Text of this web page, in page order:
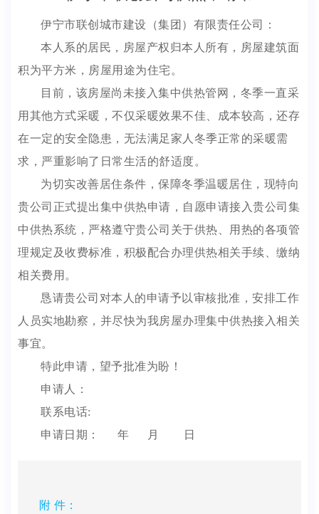
伊宁市联创城市建设（集团）有限责任公司：
本人系的居民，房屋产权归本人所有，房屋建筑面
积为平方米，房屋用途为住宅。
目前，该房屋尚未接入集中供热管网，冬季一直采
用其他方式采暖，不仅采暖效果不佳、成本较高，还存
在一定的安全隐患，无法满足家人冬季正常的采暖需
求，严重影响了日常生活的舒适度。
为切实改善居住条件，保障冬季温暖居住，现特向
贵公司正式提出集中供热申请，自愿申请接入贵公司集
中供热系统，严格遵守贵公司关于供热、用热的各项管
理规定及收费标准，积极配合办理供热相关手续、缴纳
相关费用。
恳请贵公司对本人的申请予以审核批准，安排工作
人员实地勘察，并尽快为我房屋办理集中供热接入相关
事宜。
特此申请，望予批准为盼！
申请人：
联系电话:
申请日期： 年 月 日
附 件：